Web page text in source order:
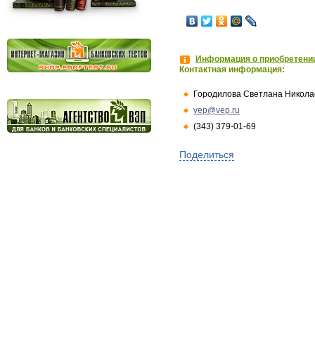
Информация о
Контактная информация:
Городилова Светлана
vep@vep.ru
(343) 379-01-69
Поделиться